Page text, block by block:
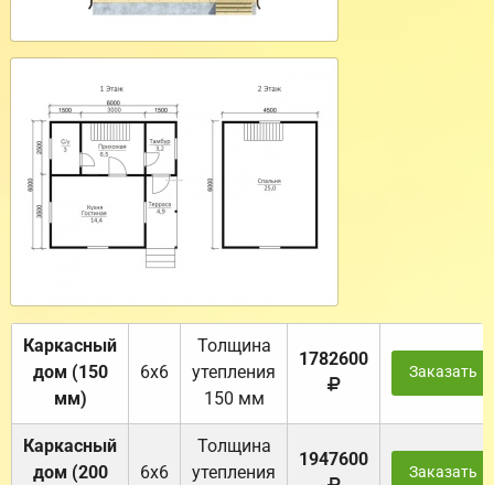
Каркасный
дом (150
мм)
6х6
Толщина
утепления
150 мм
1782600
Заказать
Каркасный
дом (200
6х6
Толщина
утепления
1947600
Заказать